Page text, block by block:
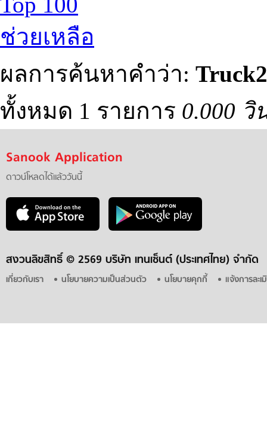
ช่วยเหลือ
ผลการค้นหาคำว่า:
ทั้งหมด 1 รายการ 0.000 วิ
Sanook Application
ดาวน์โหลดได้แล้ววันนี้
สงวนลิขสิทธิ์ © 2569 บริษัท เทนเซ็นต์ (ประเทศไทย) จำกัด
เกี่ยวกับเรา นโยบายความเป็นส่วนตัว นโยบายคุกกี้ แจ้งการละ